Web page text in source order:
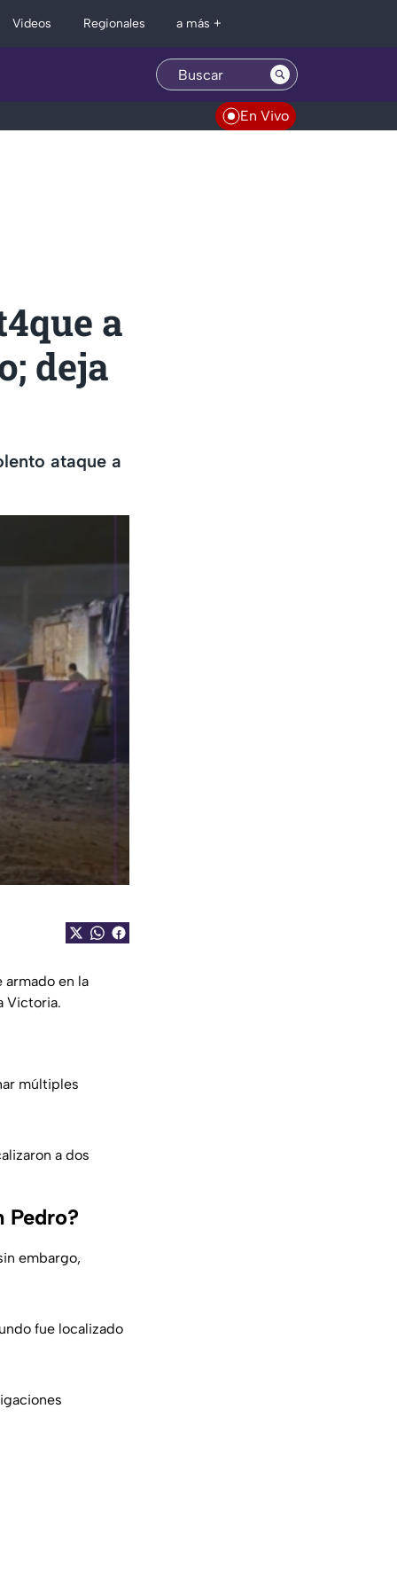
Videos Regionales a más +
En Vivo
a
deja
ataque a
en la
Victoria.
múltiples
a dos
Pedro?
embargo,
fue localizado